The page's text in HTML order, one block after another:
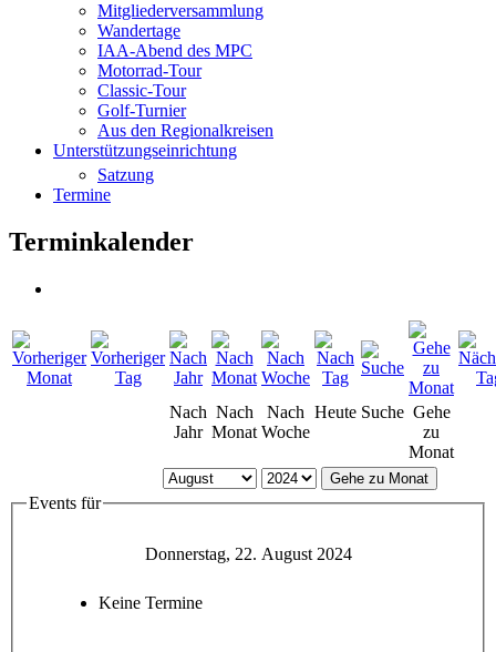
Mitgliederversammlung
Wandertage
IAA-Abend des MPC
Motorrad-Tour
Classic-Tour
Golf-Turnier
Aus den Regionalkreisen
Unterstützungseinrichtung
Satzung
Termine
Terminkalender
Nach
Jahr
Nach
Monat
Nach
Woche
Heute Suche Gehe
zu
Monat
Gehe zu Monat
Events für
Donnerstag, 22. August 2024
Keine Termine